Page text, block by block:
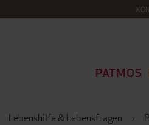
PATMOS
Lebenshilfe & Lebensfragen